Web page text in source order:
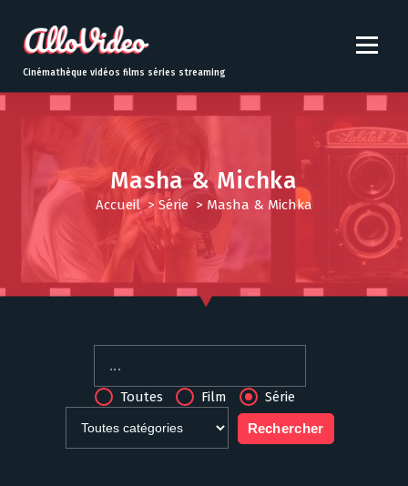
t
o
Cinémathèque vidéos films séries streaming
Masha & Michka
Accueil> Série > Masha & Michka
Toutes Film Série